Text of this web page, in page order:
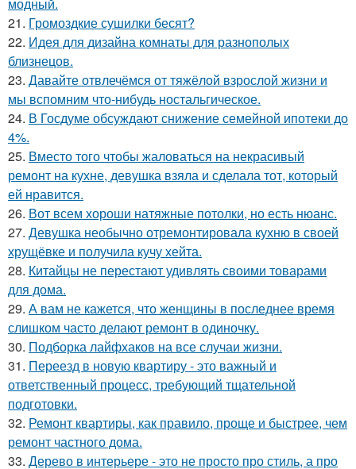
21. Громоздкие сушилки бесят?
22. Идея для дизайна комнаты для разнополых
близнецов.
23. Давайте отвлечёмся от тяжёлой взрослой жизни и
мы вспомним что-нибудь ностальгическое.
24. В Госдуме обсуждают снижение семейной ипотеки до
4%.
25. Вместо того чтобы жаловаться на некрасивый
ремонт на кухне, девушка взяла и сделала тот, который
ей нравится.
26. Вот всем хороши натяжные потолки, но есть нюанс.
27. Девушка необычно отремонтировала кухню в своей
хрущёвке и получила кучу хейта.
28. Китайцы не перестают удивлять своими товарами
для дома.
29. А вам не кажется, что женщины в последнее время
слишком часто делают ремонт в одиночку.
30. Подборка лайфхаков на все случаи жизни.
31. Переезд в новую квартиру - это важный и
ответственный процесс, требующий тщательной
подготовки.
32. Ремонт квартиры, как правило, проще и быстрее, чем
ремонт частного дома.
33. Дерево в интерьере - это не просто про стиль, а про